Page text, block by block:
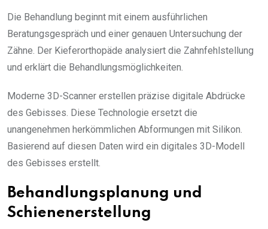
Die Behandlung beginnt mit einem ausführlichen
Beratungsgespräch und einer genauen Untersuchung der
Zähne. Der Kieferorthopäde analysiert die Zahnfehlstellung
und erklärt die Behandlungsmöglichkeiten.
Moderne 3D-Scanner erstellen präzise digitale Abdrücke
des Gebisses. Diese Technologie ersetzt die
unangenehmen herkömmlichen Abformungen mit Silikon.
Basierend auf diesen Daten wird ein digitales 3D-Modell
des Gebisses erstellt.
Behandlungsplanung und
Schienenerstellung